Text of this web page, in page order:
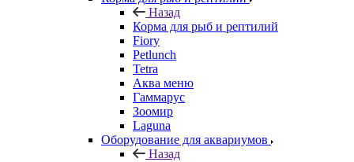
Назад
Корма для рыб и рептилий
Fiory
Petlunch
Tetra
Аква меню
Гаммарус
Зоомир
Laguna
Оборудование для аквариумов
Назад